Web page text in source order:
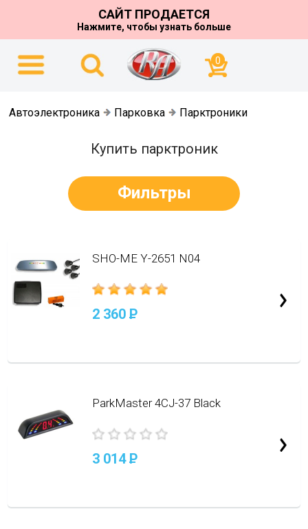
САЙТ ПРОДАЕТСЯ
Нажмите, чтобы узнать больше
0
Автоэлектроника Парковка Парктроники
Купить парктроник
Фильтры
SHO-ME Y-2651 N04
2 360P
ParkMaster 4CJ-37 Black
3 014P